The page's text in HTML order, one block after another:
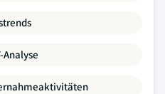
Analyse